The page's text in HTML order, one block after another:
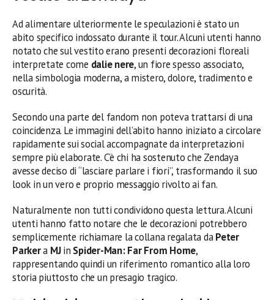
Ad alimentare ulteriormente le speculazioni è stato un
abito specifico indossato durante il tour. Alcuni utenti hanno
notato che sul vestito erano presenti decorazioni floreali
interpretate come dalie nere, un fiore spesso associato,
nella simbologia moderna, a mistero, dolore, tradimento e
oscurità.
Secondo una parte del fandom non poteva trattarsi di una
coincidenza. Le immagini dell’abito hanno iniziato a circolare
rapidamente sui social accompagnate da interpretazioni
sempre più elaborate. C’è chi ha sostenuto che Zendaya
avesse deciso di “lasciare parlare i fiori”, trasformando il suo
look in un vero e proprio messaggio rivolto ai fan.
Naturalmente non tutti condividono questa lettura. Alcuni
utenti hanno fatto notare che le decorazioni potrebbero
semplicemente richiamare la collana regalata daPeter
Parkera MJin Spider-Man: Far From Home,
rappresentando quindi un riferimento romantico alla loro
storia piuttosto che un presagio tragico.